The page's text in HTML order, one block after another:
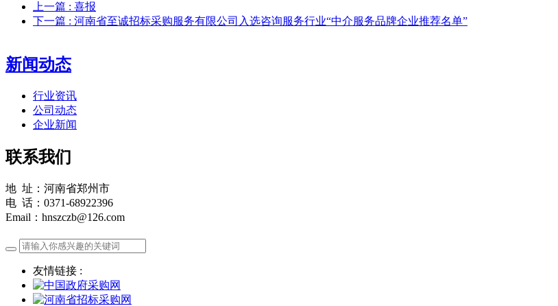
上一篇 : 喜报
下一篇 : 河南省至诚招标采购服务有限公司入选咨询服务行业“中介服务品牌企业推荐名单”
新闻动态
行业资讯
公司动态
企业新闻
联系我们
地 址：河南省郑州市
电 话：0371-68922396
Email：hnszczb@126.com
友情链接 :